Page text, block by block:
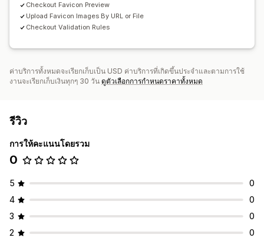
Checkout Favicon Preview
Upload Favicon Images By URL or File
Checkout Validation Rules
ค่าบริการทั้งหมดจะเรียกเก็บเป็น USD ค่าบริการที่เกิดขึ้นประจำและตามการใช้
งานจะเรียกเก็บเงินทุกๆ 30 วัน ดูตัวเลือกการกำหนดราคาทั้งหมด
รีวิว
การให้คะแนนโดยรวม
0
5
0
4
0
3
0
2
0